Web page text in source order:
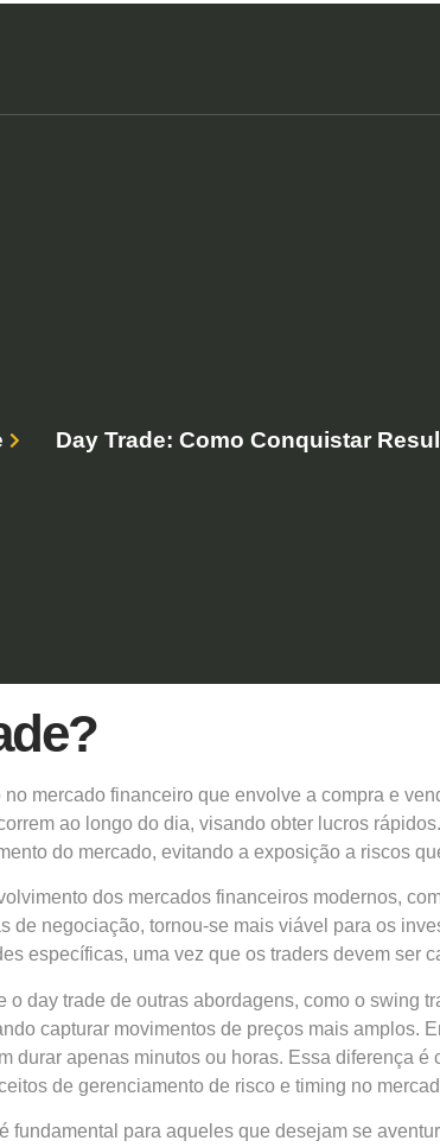
Day Trade: Como Conquistar
mercado financeiro que envolve a compra e
ao longo do dia, visando obter lucros
do mercado, evitando a exposição a riscos
dos mercados financeiros modernos,
de negociação, tornou-se mais viável para os
específicas, uma vez que os traders devem ser
day trade de outras abordagens, como o swing
capturar movimentos de preços mais amplos.
durar apenas minutos ou horas. Essa diferença
de gerenciamento de risco e timing no
fundamental para aqueles que desejam se